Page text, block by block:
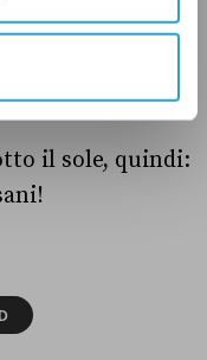
la strada
il sole, quindi: